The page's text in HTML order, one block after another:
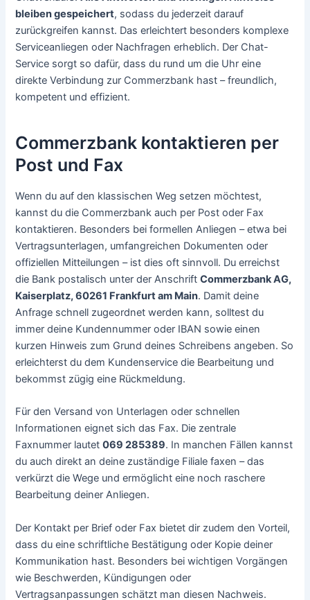
bleiben gespeichert, sodass du jederzeit darauf
zurückgreifen kannst. Das erleichtert besonders komplexe
Serviceanliegen oder Nachfragen erheblich. Der Chat-
Service sorgt so dafür, dass du rund um die Uhr eine
direkte Verbindung zur Commerzbank hast – freundlich,
kompetent und effizient.
Commerzbank kontaktieren per
Post und Fax
Wenn du auf den klassischen Weg setzen möchtest,
kannst du die Commerzbank auch per Post oder Fax
kontaktieren. Besonders bei formellen Anliegen – etwa bei
Vertragsunterlagen, umfangreichen Dokumenten oder
offiziellen Mitteilungen – ist dies oft sinnvoll. Du erreichst
die Bank postalisch unter der AnschriftCommerzbank AG,
Kaiserplatz, 60261 Frankfurt am Main. Damit deine
Anfrage schnell zugeordnet werden kann, solltest du
immer deine Kundennummer oder IBAN sowie einen
kurzen Hinweis zum Grund deines Schreibens angeben. So
erleichterst du dem Kundenservice die Bearbeitung und
bekommst zügig eine Rückmeldung.
Für den Versand von Unterlagen oder schnellen
Informationen eignet sich das Fax. Die zentrale
Faxnummer lautet069 285389. In manchen Fällen kannst
du auch direkt an deine zuständige Filiale faxen – das
verkürzt die Wege und ermöglicht eine noch raschere
Bearbeitung deiner Anliegen.
Der Kontakt per Brief oder Fax bietet dir zudem den Vorteil,
dass du eine schriftliche Bestätigung oder Kopie deiner
Kommunikation hast. Besonders bei wichtigen Vorgängen
wie Beschwerden, Kündigungen oder
Vertragsanpassungen schätzt man diesen Nachweis.